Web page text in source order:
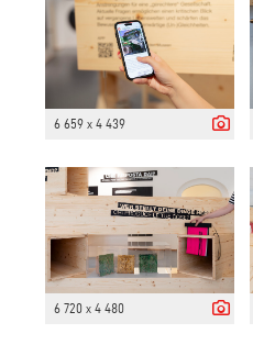
6 659 x 4 439
6 720 x 4 480